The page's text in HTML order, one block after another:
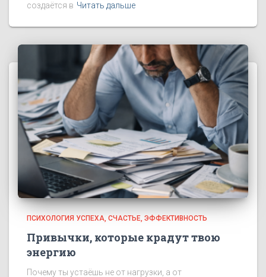
создаётся в Читать дальше
ПСИХОЛОГИЯ УСПЕХА СЧАСТЬЕ ЭФФЕКТИВНОСТЬ
Привычки, которые крадут твою
энергию
Почему ты устаёшь не от нагрузки, а от